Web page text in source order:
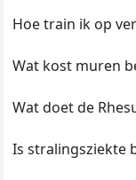
Hoe train ik op
Wat kost muren
Wat doet de
Is stralingsziekte